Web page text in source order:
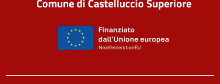
Comune di Castelluccio Superiore